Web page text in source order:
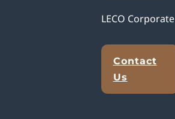
LECO Corporate
Contact
Us